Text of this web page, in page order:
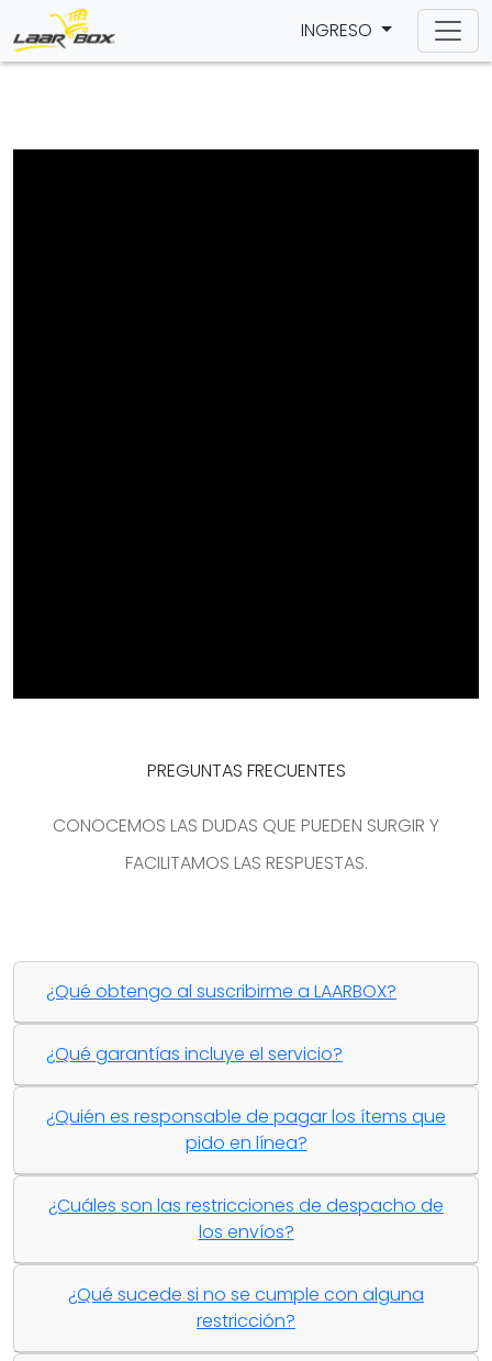
INGRESO
PREGUNTAS FRECUENTES
CONOCEMOS LAS DUDAS QUE PUEDEN SURGIR Y
FACILITAMOS LAS RESPUESTAS.
¿Qué obtengo al suscribirme a LAARBOX?
¿Qué garantías incluye el servicio?
¿Quién es responsable de pagar los ítems que
pido en línea?
¿Cuáles son las restricciones de despacho de
los envíos?
¿Qué sucede si no se cumple con alguna
restricción?